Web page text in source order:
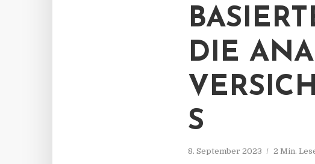
DIE
S
8. September 2023 2 Min.